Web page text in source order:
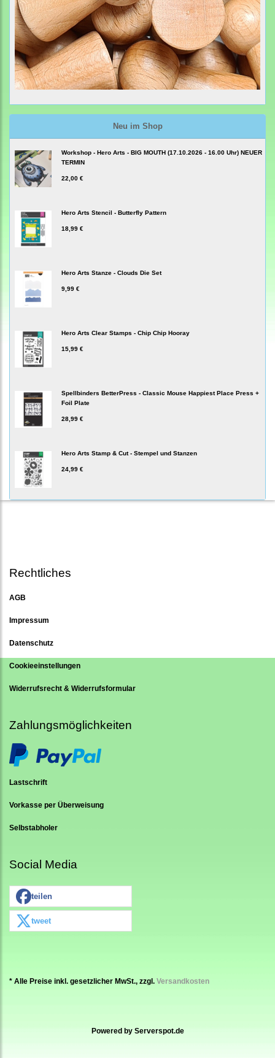
Neu im Shop
Workshop - Hero Arts - BIG MOUTH (17.10.2026 - 16.00 Uhr) NEUER
TERMIN
22,00 €
Hero Arts Stencil - Butterfly Pattern
18,99 €
Hero Arts Stanze - Clouds Die Set
9,99 €
Hero Arts Clear Stamps - Chip Chip Hooray
15,99 €
Spellbinders BetterPress - Classic Mouse Happiest Place Press +
Foil Plate
28,99 €
Hero Arts Stamp & Cut - Stempel und Stanzen
24,99 €
Rechtliches
AGB
Impressum
Datenschutz
Cookieeinstellungen
Widerrufsrecht & Widerrufsformular
Zahlungsmöglichkeiten
Lastschrift
Vorkasse per Überweisung
Selbstabholer
Social Media
teilen
tweet
* Alle Preise inkl. gesetzlicher MwSt., zzgl. Versandkosten
Powered by Serverspot.de